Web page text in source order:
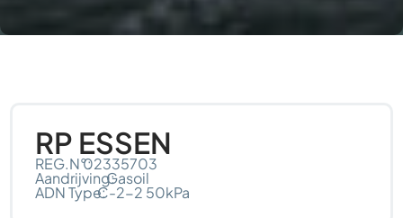
RP ESSEN
REG.N°:02335703
Aandrijving:Gasoil
ADN Type:C-2-2 50kPa